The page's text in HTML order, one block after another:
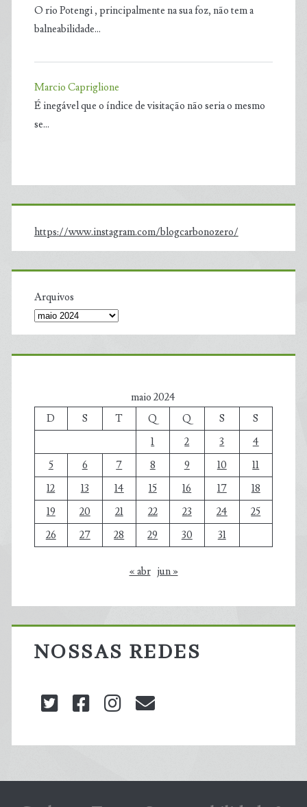
O rio Potengi , principalmente na sua foz, não tem a
balneabilidade…
Marcio Capriglione
É inegável que o índice de visitação não seria o mesmo
se…
https://www.instagram.com/blogcarbonozero/
Arquivos
maio 2024
D
S T Q Q S
S
1
2 3
4
5
6 7 8 9 10
11
12
13 14 15 16 17
18
19
20 21 22 23 24
25
26
27 28 29 30 31
« abr jun »
NOSSAS REDES
twitterfacebookinstagram